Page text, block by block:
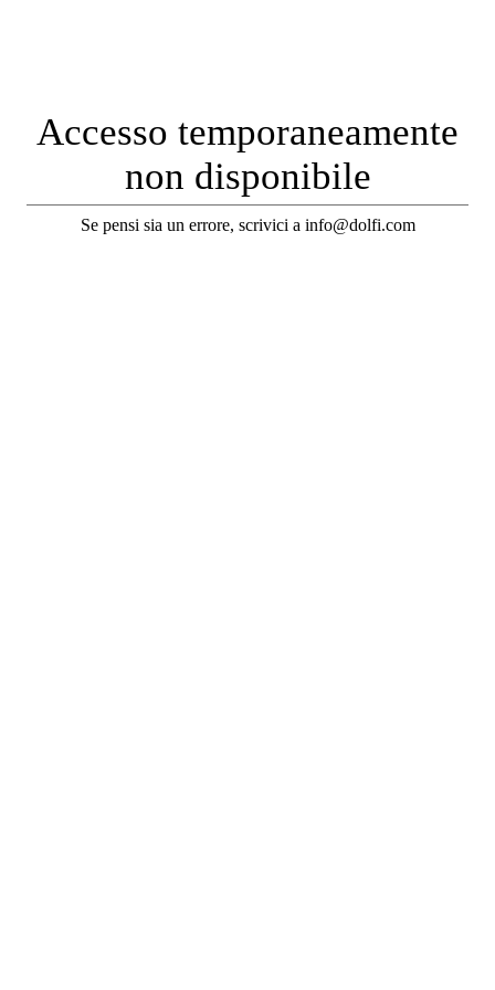
Accesso temporaneamente
non disponibile
Se pensi sia un errore, scrivici a info@dolfi.com